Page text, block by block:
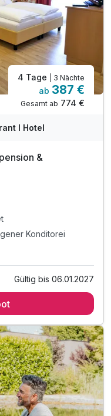
| SPA
Aufenthalt
BioGut
4 Tage | 3 Nächte
ab 387 €
Gesamt ab 774 €
I Hotel
&
Konditorei
Konditorei
Ihren Urlaub!*
Gültig bis 06.01.2027